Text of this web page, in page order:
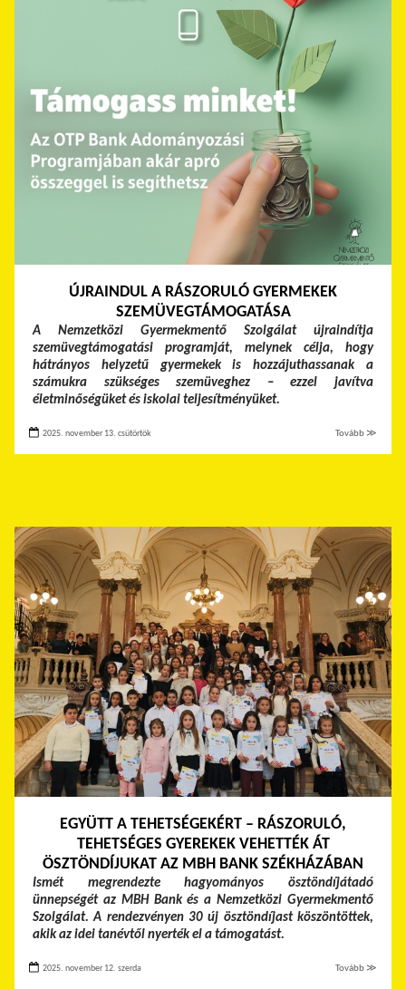
ÚJRAINDUL A RÁSZORULÓ GYERMEKEK
SZEMÜVEGTÁMOGATÁSA
A Nemzetközi Gyermekmentő Szolgálat újraindítja
szemüvegtámogatási programját, melynek célja, hogy
hátrányos helyzetű gyermekek is hozzájuthassanak a
számukra szükséges szemüveghez – ezzel javítva
életminőségüket és iskolai teljesítményüket.
2025. november 13. csütörtök Tovább ≫
EGYÜTT A TEHETSÉGEKÉRT – RÁSZORULÓ,
TEHETSÉGES GYEREKEK VEHETTÉK ÁT
ÖSZTÖNDÍJUKAT AZ MBH BANK SZÉKHÁZÁBAN
Ismét megrendezte hagyományos ösztöndíjátadó
ünnepségét az MBH Bank és a Nemzetközi Gyermekmentő
Szolgálat. A rendezvényen 30 új ösztöndíjast köszöntöttek,
akik az idei tanévtől nyerték el a támogatást.
2025. november 12. szerda Tovább ≫